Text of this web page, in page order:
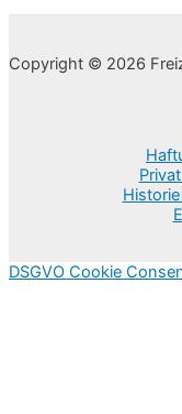
Copyright © 2026
DSGVO Cookie